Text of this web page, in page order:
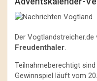
Der Vogtlandstreicher.de
Freudenthaler.
Teilnahmeberechtigt
Gewinnspiel läuft vom